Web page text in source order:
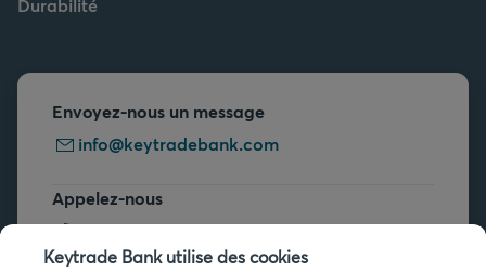
Durabilité
Envoyez-nous un message
info@keytradebank.com
Appelez-nous
+32 2 679 90 00
Keytrade Bank utilise des cookies